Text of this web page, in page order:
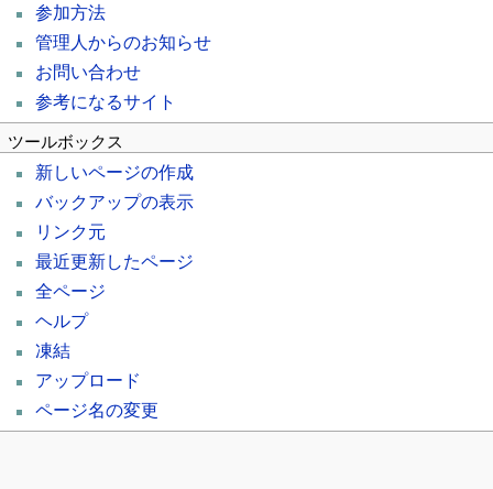
参加方法
管理人からのお知らせ
お問い合わせ
参考になるサイト
ツールボックス
新しいページの作成
バックアップの表示
リンク元
最近更新したページ
全ページ
ヘルプ
凍結
アップロード
ページ名の変更